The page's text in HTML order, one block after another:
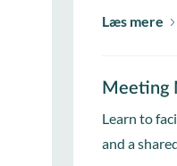
Læs mere
Meeting
Learn to
and a